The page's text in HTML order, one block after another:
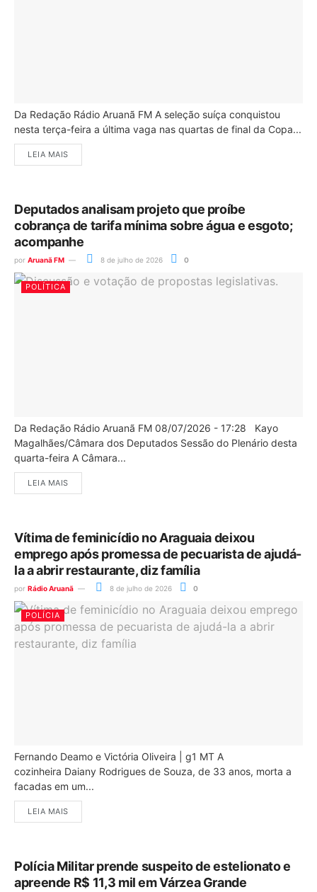
Da Redação Rádio Aruanã FM A seleção suíça conquistou
nesta terça-feira a última vaga nas quartas de final da Copa...
LEIA MAIS
Deputados analisam projeto que proíbe
cobrança de tarifa mínima sobre água e esgoto;
acompanhe
por Aruanã FM 8 de julho de 2026 0
POLÍTICA
Da Redação Rádio Aruanã FM 08/07/2026 - 17:28 Kayo
Magalhães/Câmara dos Deputados Sessão do Plenário desta
quarta-feira A Câmara...
LEIA MAIS
Vítima de feminicídio no Araguaia deixou
emprego após promessa de pecuarista de ajudá-
la a abrir restaurante, diz família
por Rádio Aruanã 8 de julho de 2026 0
POLÍCIA
Fernando Deamo e Victória Oliveira | g1 MT A
cozinheira Daiany Rodrigues de Souza, de 33 anos, morta a
facadas em um...
LEIA MAIS
Polícia Militar prende suspeito de estelionato e
apreende R$ 11,3 mil em Várzea Grande